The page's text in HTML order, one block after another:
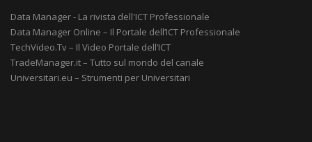
Data Manager - La rivista dell'ICT Professionale
Data Manager Online – Il Portale dell’ICT Professionale
TechVideo.Tv – Il Video Portale dell’ICT
TradeManager.it – Tutto sul mondo del canale
Universitari.eu – Strumenti per Universitari